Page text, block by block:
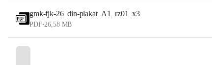
gmk-fjk-26_din-plakat_A1_rz01_x3
PDF•26,58 MB